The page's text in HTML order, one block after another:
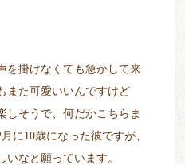
を掛けなくても急かして来
た可愛いいんですけど
しそうで、何だかこちらま
月に 10歳になった彼ですが、
いなと願っています。